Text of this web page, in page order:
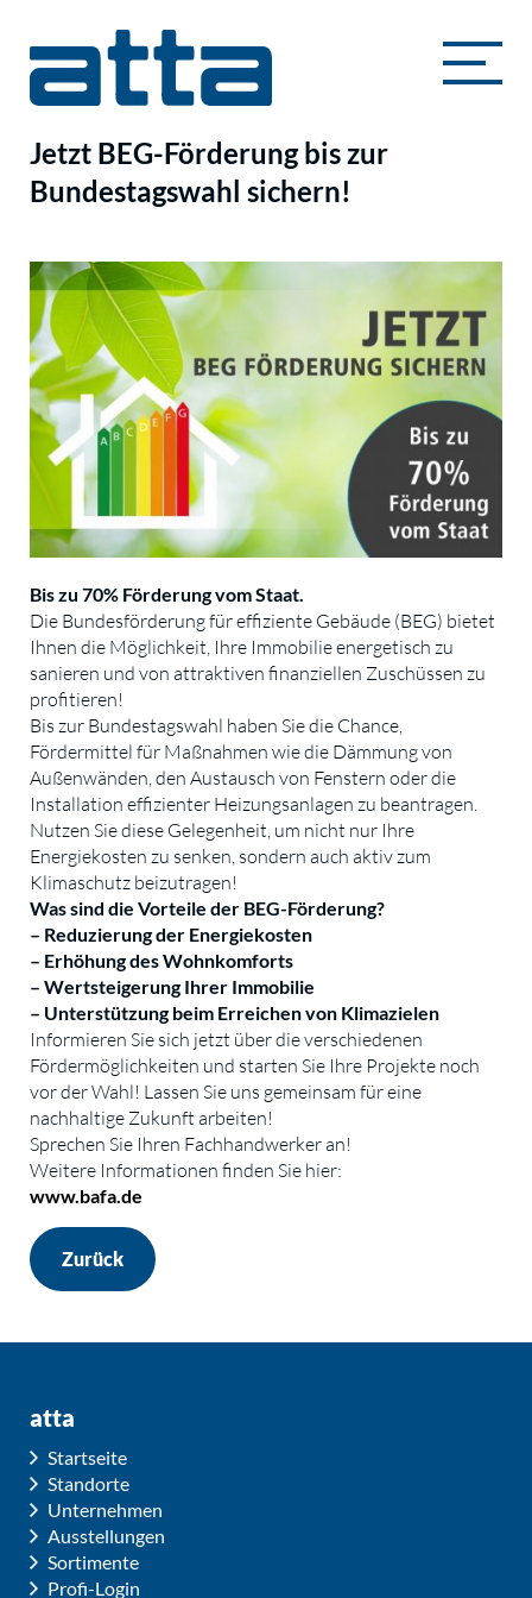
Jetzt BEG-Förderung bis zur
Bundestagswahl sichern!
Bis zu 70% Förderung vom Staat.
Die Bundesförderung für effiziente Gebäude (BEG) bietet
Ihnen die Möglichkeit, Ihre Immobilie energetisch zu
sanieren und von attraktiven finanziellen Zuschüssen zu
profitieren!
Bis zur Bundestagswahl haben Sie die Chance,
Fördermittel für Maßnahmen wie die Dämmung von
Außenwänden, den Austausch von Fenstern oder die
Installation effizienter Heizungsanlagen zu beantragen.
Nutzen Sie diese Gelegenheit, um nicht nur Ihre
Energiekosten zu senken, sondern auch aktiv zum
Klimaschutz beizutragen!
Was sind die Vorteile der BEG-Förderung?
– Reduzierung der Energiekosten
– Erhöhung des Wohnkomforts
– Wertsteigerung Ihrer Immobilie
– Unterstützung beim Erreichen von Klimazielen
Informieren Sie sich jetzt über die verschiedenen
Fördermöglichkeiten und starten Sie Ihre Projekte noch
vor der Wahl! Lassen Sie uns gemeinsam für eine
nachhaltige Zukunft arbeiten!
Sprechen Sie Ihren Fachhandwerker an!
Weitere Informationen finden Sie hier:
www.bafa.de
Zurück
atta
Startseite
Standorte
Unternehmen
Ausstellungen
Sortimente
Profi-Login